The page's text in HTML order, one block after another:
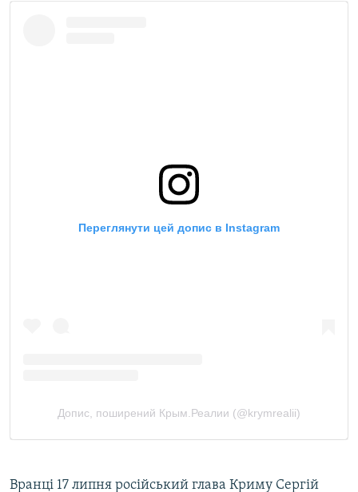
Вранці 17 липня російський глава Криму Сергій